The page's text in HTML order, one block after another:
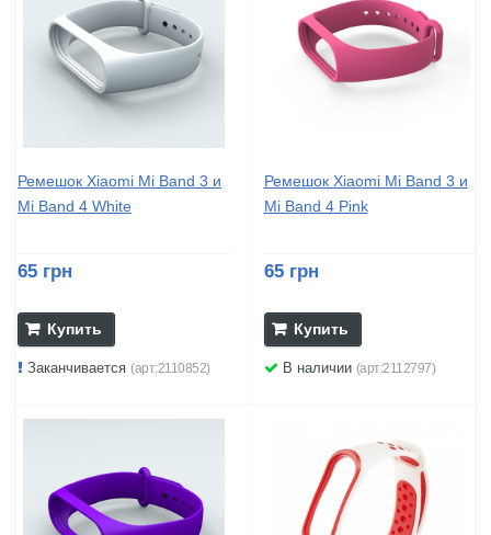
Ремешок Xiaomi Mi Band 3 и
Mi Band 4 White
65 грн
Купить
Заканчивается (арт:2110852)
Ремешок Xiaomi Mi Band 3 и
Mi Band 4 Pink
65 грн
Купить
В наличии (арт:2112797)